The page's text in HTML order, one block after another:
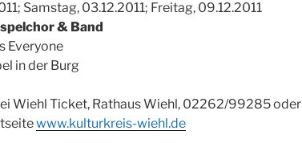
Samstag, 03.12.2011; Freitag, 09.12.2011
& Band
Everyone
in der Burg
Wiehl Ticket, Rathaus Wiehl, 02262/99285 oder
www.kulturkreis-wiehl.de